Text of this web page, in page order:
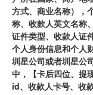
方式、商业名称），
称、收款人英文名称
证件类型、收款人证
个人身份信息和个人
圳星公司或者圳星公
中，【卡后四位、提
id、收款人卡号、收